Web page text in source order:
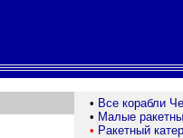
• Все корабли
• Малые
• Ракетный